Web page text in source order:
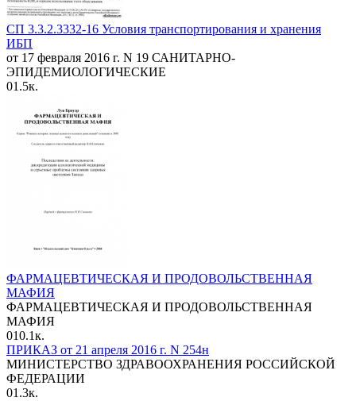
СП 3.3.2.3332-16 Условия транспортирования и хранения
ИБП
от 17 февраля 2016 г. N 19 САНИТАРНО-
ЭПИДЕМИОЛОГИЧЕСКИЕ
01.5к.
ФАРМАЦЕВТИЧЕСКАЯ И ПРОДОВОЛЬСТВЕННАЯ
МАФИЯ
ФАРМАЦЕВТИЧЕСКАЯ И ПРОДОВОЛЬСТВЕННАЯ
МАФИЯ
010.1к.
ПРИКАЗ от 21 апреля 2016 г. N 254н
МИНИСТЕРСТВО ЗДРАВООХРАНЕНИЯ РОССИЙСКОЙ
ФЕДЕРАЦИИ
01.3к.